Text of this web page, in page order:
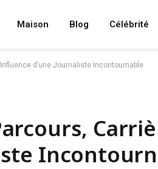
Maison Blog Célébrité
d’une Journaliste Incontournable